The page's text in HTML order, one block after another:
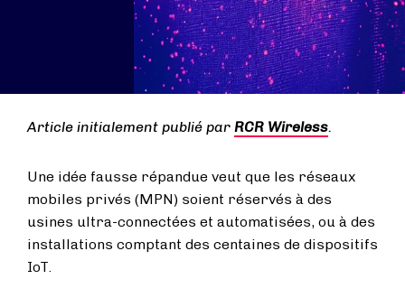
Article initialement publié par RCR Wireless.
Une idée fausse répandue veut que les réseaux
mobiles privés (MPN) soient réservés à des
usines ultra-connectées et automatisées, ou à des
installations comptant des centaines de dispositifs
IoT.